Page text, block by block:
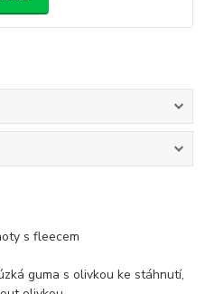
s fleecem
guma s olivkou ke stáhnutí,